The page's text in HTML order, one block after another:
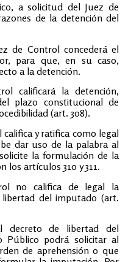
a solicitud del Juez de
de la detención del
de Control concederá el
para que, en su caso,
a la detención.
calificará la detención,
plazo constitucional de
(art. 308).
califica y ratifica como legal
dar uso de la palabra al
la formulación de la
los artículos 310 y 311.
no califica de legal la
del imputado (art.
decreto de libertad del
Público podrá solicitar al
de aprehensión o que